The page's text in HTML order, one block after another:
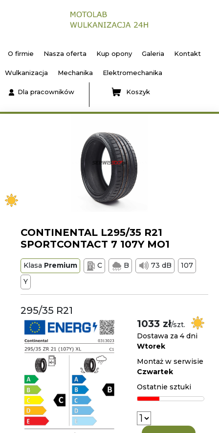
O firmie Nasza oferta Kup opony Galeria Kontakt
Wulkanizacja Mechanika Elektromechanika
Dla pracowników Koszyk
CONTINENTAL L295/35 R21
SPORTCONTACT 7 107Y MO1
Klasa Premium C B 73 dB
107
Y
295/35 R21
1033 zł/szt.
Dostawa za 4 dni
Wtorek
Montaż w serwisie
Czwartek
Ostatnie sztuki